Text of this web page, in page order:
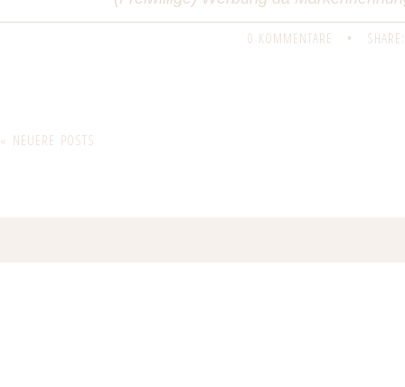
0 KOMMENTARE • SHARE:
« NEUERE POSTS